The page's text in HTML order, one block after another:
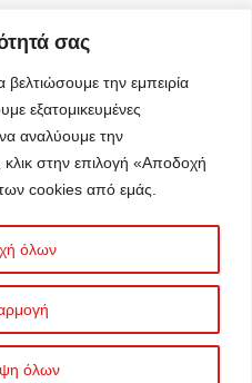
σας
την εμπειρία
εξατομικευμένες
να αναλύουμε την
στην επιλογή «Αποδοχή
cookies από εμάς.
όλων
όλων
System
ΚΑΣΙΔΙΑΡΗΣ Α.Ε.